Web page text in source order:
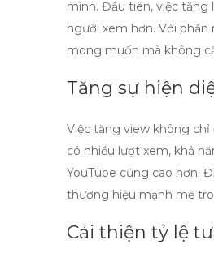
mình. Đầu tiên, việc tăng
người xem hơn. Với
mong muốn mà không
Tăng sự hiện
Việc tăng view không chỉ
có nhiều lượt xem, khả
YouTube cũng cao hơn.
thương hiệu mạnh mẽ
Cải thiện tỷ lệ